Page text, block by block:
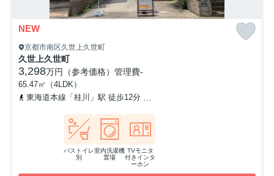
NEW
京都市南区久世上久世町
久世上久世町
3,298万円（参考価格） 管理費-
65.47㎡（4LDK）
東海道本線「桂川」駅 徒歩12分
バストイレ
別
室内洗濯機
置場
TVモニタ
付きインタ
ーホン